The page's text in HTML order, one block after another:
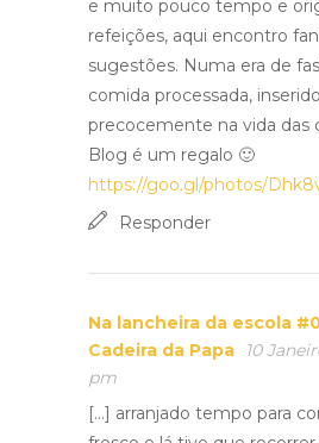
e muito pouco tempo e
refeições, aqui encontro
sugestões. Numa era de
comida processada,
precocemente na vida das
Blog é um regalo 🙂
https://goo.gl/photos/
Responder
Na lancheira da escola
Cadeira da Papa
10
pm
[…] arranjado tempo para